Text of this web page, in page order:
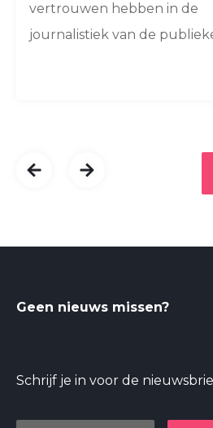
vertrouwen hebben in de
journalistiek van de
Geen nieuws missen?
Schrijf je in voor de